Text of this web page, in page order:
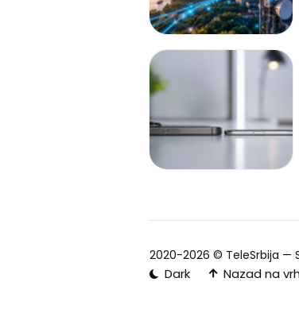
2020-2026 © TeleSrbija —
Dark Nazad na vrh